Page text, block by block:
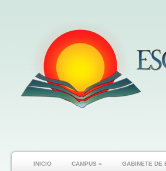
INICIO CAMPUS » GABINETE DE